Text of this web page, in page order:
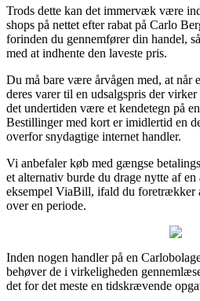
Trods dette kan det immervæk være
shops på nettet efter rabat på Carlo
forinden du gennemfører din handel,
med at indhente den laveste pris.
Du må bare være årvågen med, at når
deres varer til en udsalgspris der
det undertiden være et kendetegn på
Bestillinger med kort er imidlertid en
overfor snydagtige internet handler.
Vi anbefaler køb med gængse
et alternativ burde du drage nytte af
eksempel ViaBill, ifald du foretrækker
over en periode.
Inden nogen handler på en
behøver de i virkeligheden
det for det meste en tidskrævende